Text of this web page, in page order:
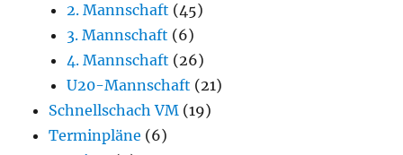
2. Mannschaft (45)
3. Mannschaft (6)
4. Mannschaft (26)
U20-Mannschaft (21)
Schnellschach VM (19)
Terminpläne (6)